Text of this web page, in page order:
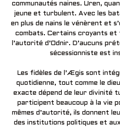
communautés naines. Uren,
jeune et turbulent. Avec les
en plus de nains le vénèrent et
combats. Certains croyants
l’autorité d’Odnir. D’aucuns
sécessionniste est
Les fidèles de l’Ægis sont
quotidienne, tout comme le
exacte dépend de leur divinité
participent beaucoup à la vie
mêmes d’autorité, ils donnent
des institutions politiques et